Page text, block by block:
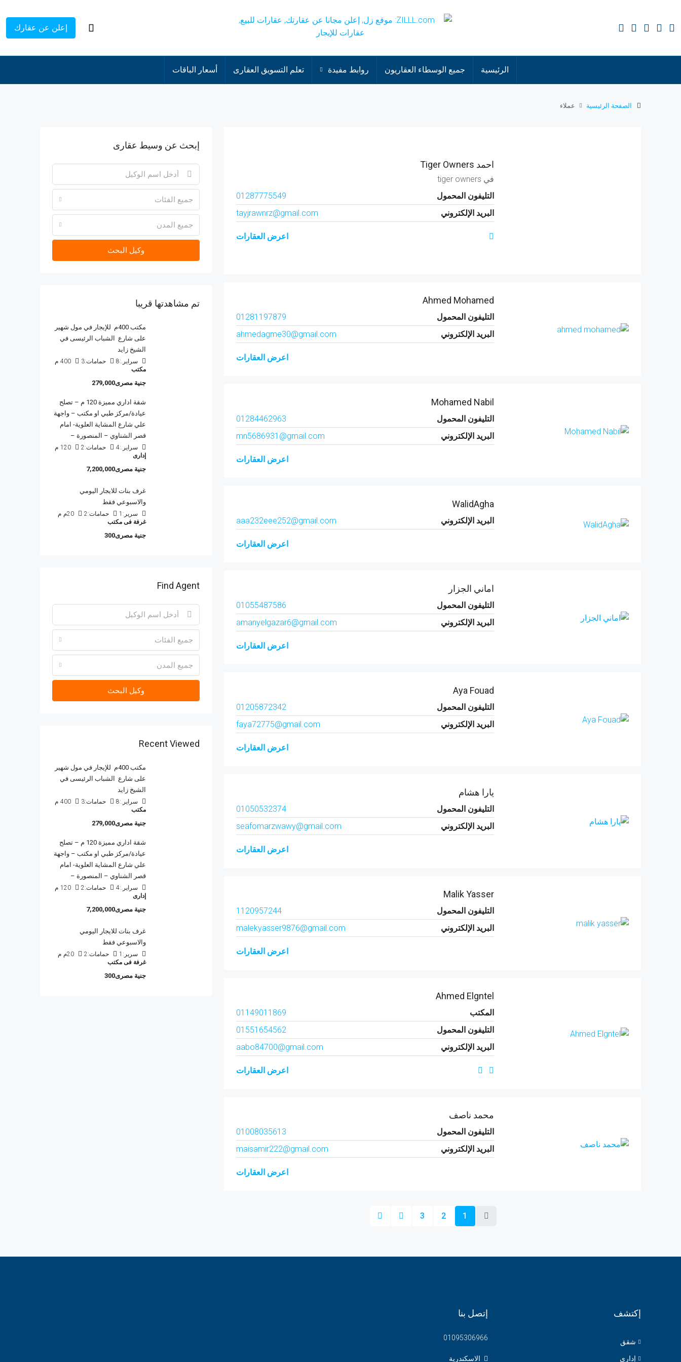
إعلن عن عقارك
الرئيسية جميع الوسطاء العقاريون روابط مفيدة تعلم التسويق العقارى أسعار الباقات
الصفحة الرئيسية عملاء
احمد Tiger Owners
في tiger owners
التليفون المحمول
01287775549
البريد الإلكتروني
tayjrawnrz@gmail.com
اعرض العقارات
Ahmed Mohamed
التليفون المحمول
01281197879
البريد الإلكتروني
ahmedagme30@gmail.com
اعرض العقارات
Mohamed Nabil
التليفون المحمول
01284462963
البريد الإلكتروني
mn5686931@gmail.com
اعرض العقارات
WalidAgha
البريد الإلكتروني aaa232eee252@gmail.com
اعرض العقارات
اماني الجزار
التليفون المحمول
01055487586
البريد الإلكتروني
amanyelgazar6@gmail.com
اعرض العقارات
Aya Fouad
التليفون المحمول
01205872342
البريد الإلكتروني
faya72775@gmail.com
اعرض العقارات
يارا هشام
التليفون المحمول
01050532374
البريد الإلكتروني
seafomarzwawy@gmail.com
اعرض العقارات
Malik Yasser
التليفون المحمول
1120957244
البريد الإلكتروني
malekyasser9876@gmail.com
اعرض العقارات
Ahmed Elgntel
المكتب
01149011869
التليفون المحمول
01551654562
البريد الإلكتروني
aabo84700@gmail.com
اعرض العقارات
محمد ناصف
التليفون المحمول
01008035613
البريد الإلكتروني
maisamir222@gmail.com
اعرض العقارات
1
2
3
إبحث عن وسيط عقارى
جميع الفئات
جميع المدن
وكيل البحث
تم مشاهدتها قريبا
مكتب 400م للإيجار في مول شهير
على شارع الشباب الرئيسى في
الشيخ زايد
سراير.:8 حمامات:3
400 م
مكتب
جنية مصرى279,000
شقة اداري مميزة 120 م – تصلح
عيادة/مركز طبي او مكتب – واجهة
علي شارع المشاية العلوية- امام
قصر الشناوي – المنصورة –
سراير.:4 حمامات:2
120 م
إدارى
جنية مصرى7,200,000
غرف بنات للايجار اليومي
والاسبوعي فقط
سرير: 1 حمامات: 2 20م
م
غرفة فى مكتب
جنية مصرى300
Find Agent
جميع الفئات
جميع المدن
وكيل البحث
Recent Viewed
مكتب 400م للإيجار في مول شهير
على شارع الشباب الرئيسى في
الشيخ زايد
سراير.:8 حمامات:3
400 م
مكتب
جنية مصرى279,000
شقة اداري مميزة 120 م – تصلح
عيادة/مركز طبي او مكتب – واجهة
علي شارع المشاية العلوية- امام
قصر الشناوي – المنصورة –
سراير.:4 حمامات:2
120 م
إدارى
جنية مصرى7,200,000
غرف بنات للايجار اليومي
والاسبوعي فقط
سرير: 1 حمامات:2 20م
م
غرفة فى مكتب
جنية مصرى300
إكتشف
شقق
إدارى
إتصل بنا
01095306966
الاسكندرية